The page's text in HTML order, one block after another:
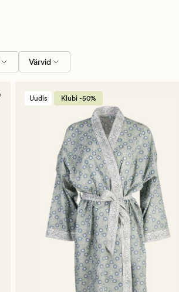
Värvid
Värvid
Uudis Klubi -50%